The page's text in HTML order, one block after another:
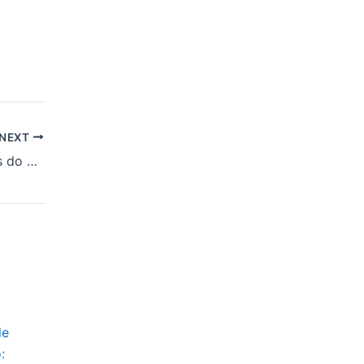
NEXT
Fuga de dois presos do presídio de segurança máxima em Mossoró-RN, saiba tudo sobre o caso.